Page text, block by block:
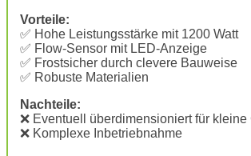
Vorteile:
✅ Hohe Leistungsstärke mit 1200 Watt
✅ Flow-Sensor mit LED-Anzeige
✅ Frostsicher durch clevere Bauweise
✅ Robuste Materialien
Nachteile:
❌ Eventuell überdimensioniert für kleine
❌ Komplexe Inbetriebnahme